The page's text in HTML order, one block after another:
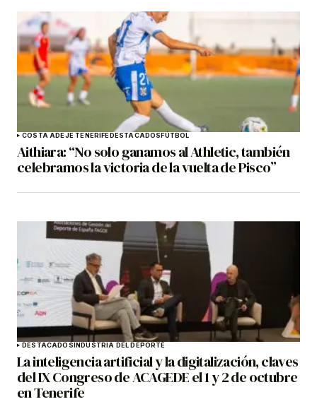
COSTA ADEJE TENERIFEDESTACADOSFÚTBOL
Aithiara: “No solo ganamos al Athletic, también
celebramos la victoria de la vuelta de Pisco”
DESTACADOSINDUSTRIA DEL DEPORTE
La inteligencia artificial y la digitalización, claves
del IX Congreso de ACAGEDE el 1 y 2 de octubre
en Tenerife